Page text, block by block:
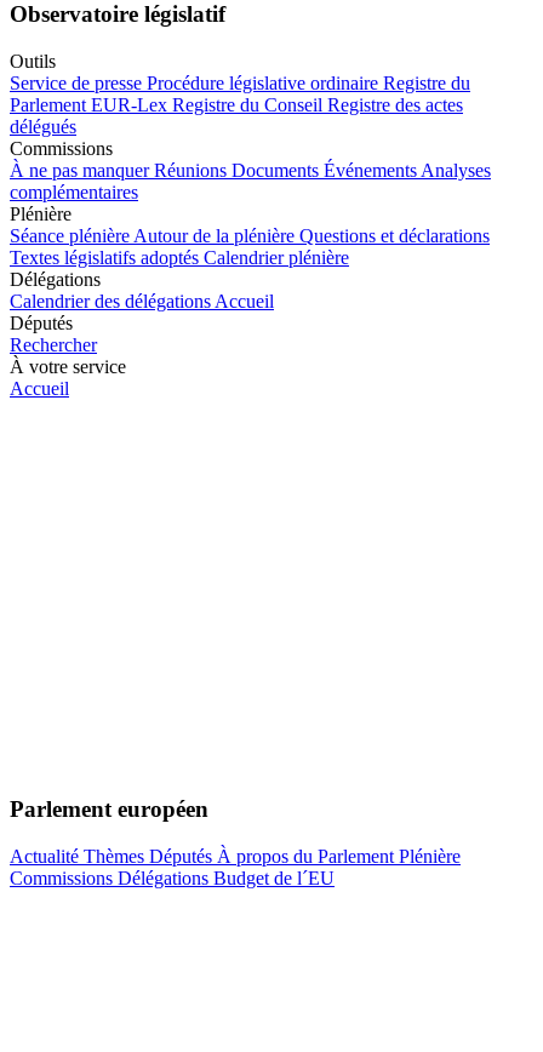
Observatoire législatif
Outils
Service de presse Procédure législative ordinaire Registre du
Parlement EUR-Lex Registre du Conseil Registre des actes
délégués
Commissions
À ne pas manquer Réunions Documents Événements Analyses
complémentaires
Plénière
Séance plénière Autour de la plénière Questions et déclarations
Textes législatifs adoptés Calendrier plénière
Délégations
Calendrier des délégations Accueil
Députés
Rechercher
À votre service
Accueil
Parlement européen
Actualité Thèmes Députés À propos du Parlement Plénière
Commissions Délégations Budget de l´EU